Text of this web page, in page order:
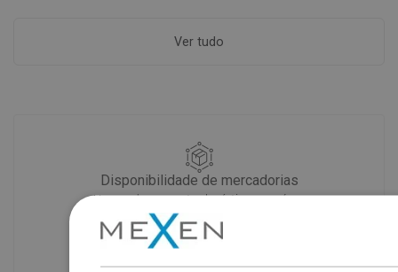
Ver tudo
Disponibilidade de mercadorias
Um moderno centro logístico com área
de 31.000 m² e mais de 68.000 paletes
oferece mais de 1.500.000 peças de
produtos disponíveis!